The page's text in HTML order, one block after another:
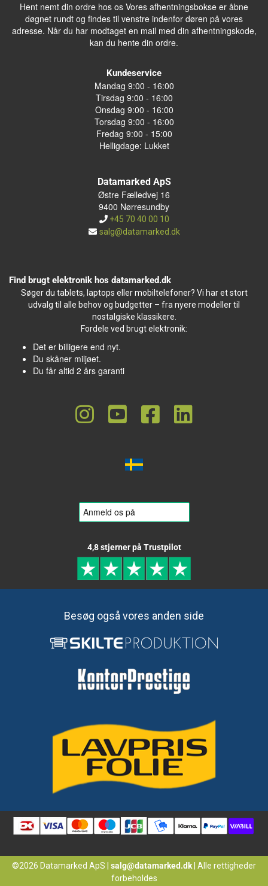
Hent nemt din ordre hos os Vores afhentningsbokse er åbne
døgnet rundt og findes til venstre indenfor døren på vores
adresse. Når du har modtaget en mail med din afhentningskode,
kan du hente din ordre.
Kundeservice
Mandag 9:00 - 16:00
Tirsdag 9:00 - 16:00
Onsdag 9:00 - 16:00
Torsdag 9:00 - 16:00
Fredag 9:00 - 15:00
Helligdage: Lukket
Datamarked ApS
Østre Fælledvej 16
9400 Nørresundby
+45 70 40 00 10
salg@datamarked.dk
Find brugt elektronik hos datamarked.dk
Søger du tablets, laptops eller mobiltelefoner? Vi har et stort
udvalg til alle behov og budgetter – fra nyere modeller til
nostalgiske klassikere.
Fordele ved brugt elektronik:
Det er billigere end nyt.
Du skåner miljøet.
Du får altid 2 års garanti
4,8 stjerner på Trustpilot
Besøg også vores anden side
©2026 Datamarked ApS salg@datamarked.dk Alle rettigheder
forbeholdes